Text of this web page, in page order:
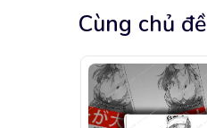
Cùng chủ đề